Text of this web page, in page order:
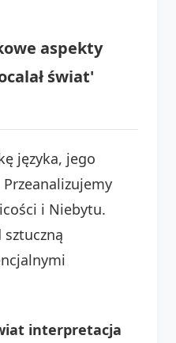
aspekty
świat'
języka, jego
i Niebytu.
interpretacja